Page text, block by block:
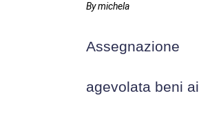
Bymichela
Assegnazione
agevolata beni ai